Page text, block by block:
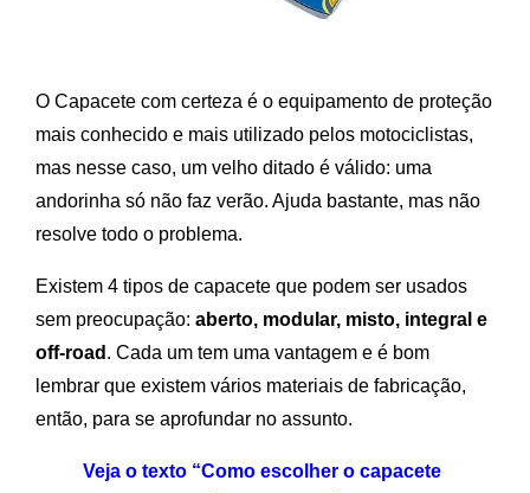
O Capacete com certeza é o equipamento de proteção
mais conhecido e mais utilizado pelos motociclistas,
mas nesse caso, um velho ditado é válido: uma
andorinha só não faz verão. Ajuda bastante, mas não
resolve todo o problema.
Existem 4 tipos de capacete que podem ser usados
sem preocupação: aberto, modular, misto, integral e
off-road . Cada um tem uma vantagem e é bom
lembrar que existem vários materiais de fabricação,
então, para se aprofundar no assunto.
Veja o texto “Como escolher o capacete